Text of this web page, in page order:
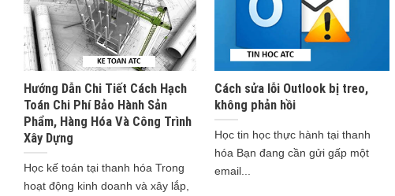
Hướng Dẫn Chi Tiết Cách Hạch
Toán Chi Phí Bảo Hành Sản
Phẩm, Hàng Hóa Và Công Trình
Xây Dựng
Học kế toán tại thanh hóa Trong
hoạt động kinh doanh và xây lắp,
Cách sửa lỗi Outlook bị treo,
không phản hồi
Học tin học thực hành tại thanh
hóa Bạn đang cần gửi gấp một
email...